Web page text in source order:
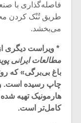
فاصله‌گذاری با
طریق تُنُک کردن
می‌بخشد.
* ویراست دیگری
مطالعات ایرانی
باغ بی‌برگی» که
چاپ رسیده است.
هارمونیک تهیه
کامل‌تر است.